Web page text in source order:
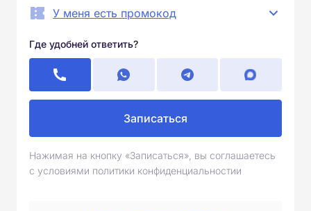
У меня есть промокод
Где удобней ответить?
Записаться
Нажимая на кнопку «Записаться», вы соглашаетесь
с условиями политики конфиденциальностии